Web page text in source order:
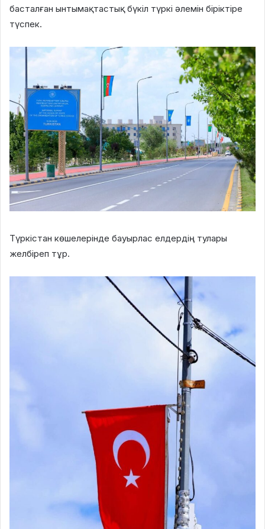
басталған ынтымақтастық бүкіл түркі әлемін біріктіре
түспек.
Түркістан көшелерінде бауырлас елдердің тулары
желбіреп тұр.